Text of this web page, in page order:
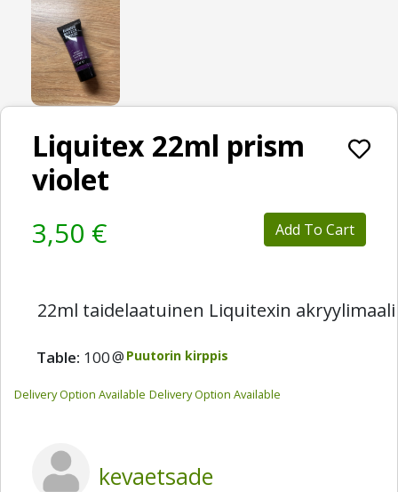
Liquitex 22ml prism
violet
3,50 € Add To Cart
22ml taidelaatuinen Liquitexin akryylimaali
Table: 100@ Puutorin kirppis
Delivery Option Available Delivery Option Available
kevaetsade